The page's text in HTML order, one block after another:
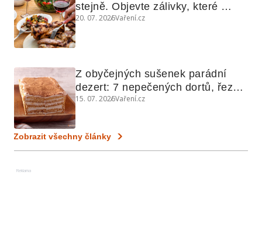
stejně. Objevte zálivky, které
využijete i na maso, nudle nebo
20. 07. 2026Vaření.cz
Z obyčejných sušenek parádní
dezert: 7 nepečených dortů, řezů
a koláčů
15. 07. 2026Vaření.cz
Zobrazit všechny články
Reklama